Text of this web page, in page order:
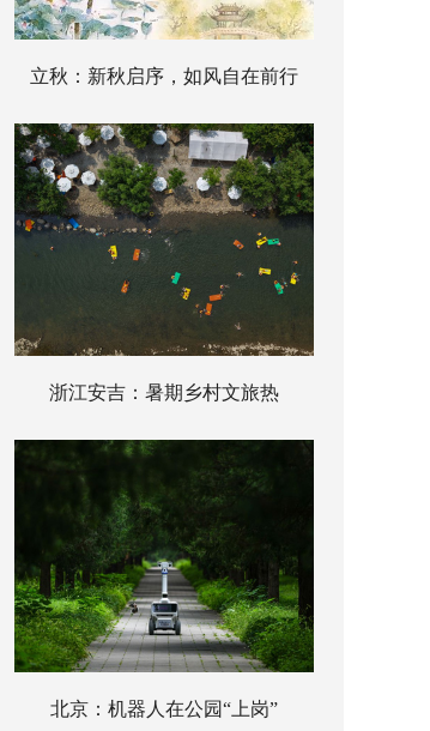
立秋：新秋启序，如风自在前行
浙江安吉：暑期乡村文旅热
北京：机器人在公园“上岗”